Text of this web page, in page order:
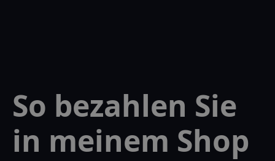
So bezahlen Sie
in meinem Shop